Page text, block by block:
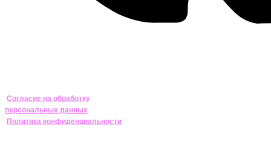
Согласие на обработку
персональных данных
Политика конфиденциальности